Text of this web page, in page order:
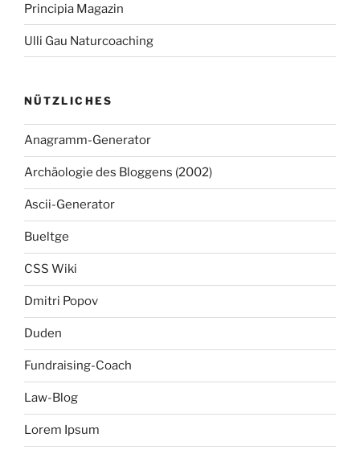
Principia Magazin
Ulli Gau Naturcoaching
NÜTZLICHES
Anagramm-Generator
Archäologie des Bloggens (2002)
Ascii-Generator
Bueltge
CSS Wiki
Dmitri Popov
Duden
Fundraising-Coach
Law-Blog
Lorem Ipsum